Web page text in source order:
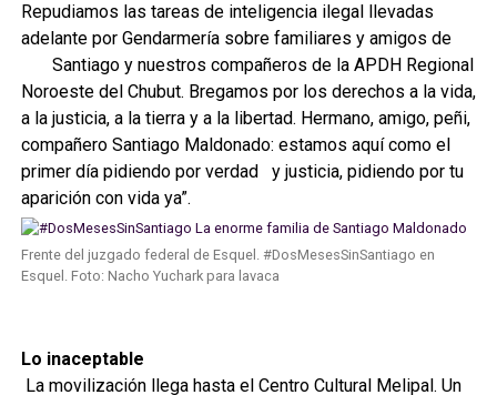
Repudiamos las tareas de inteligencia ilegal llevadas
adelante por Gendarmería sobre familiares y amigos de
Santiago y nuestros compañeros de la APDH Regional
Noroeste del Chubut. Bregamos por los derechos a la vida,
a la justicia, a la tierra y a la libertad. Hermano, amigo, peñi,
compañero Santiago Maldonado: estamos aquí como el
primer día pidiendo por verdad y justicia, pidiendo por tu
aparición con vida ya”.
Frente del juzgado federal de Esquel. #DosMesesSinSantiago en
Esquel. Foto: Nacho Yuchark para lavaca
Lo inaceptable
La movilización llega hasta el Centro Cultural Melipal. Un